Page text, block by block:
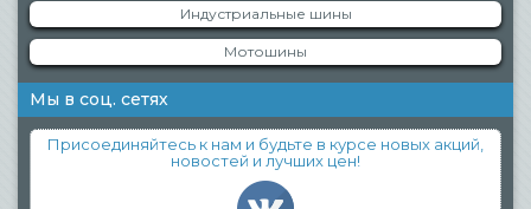
Индустриальные шины
Мотошины
Мы в соц. сетях
Присоединяйтесь к нам и будьте в курсе новых акций,
новостей и лучших цен!